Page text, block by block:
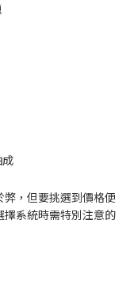
，但要挑選到價格便
系統時需特別注意的